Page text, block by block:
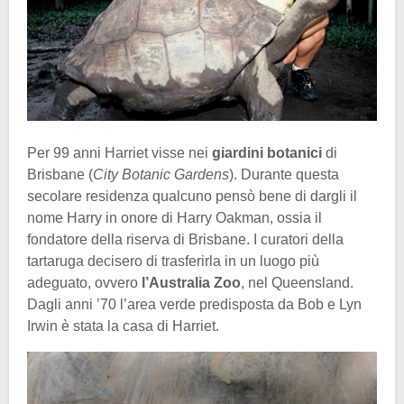
Per 99 anni Harriet visse nei giardini botanici di
Brisbane (City Botanic Gardens). Durante questa
secolare residenza qualcuno pensò bene di dargli il
nome Harry in onore di Harry Oakman, ossia il
fondatore della riserva di Brisbane. I curatori della
tartaruga decisero di trasferirla in un luogo più
adeguato, ovvero l’Australia Zoo, nel Queensland.
Dagli anni ’70 l’area verde predisposta da Bob e Lyn
Irwin è stata la casa di Harriet.